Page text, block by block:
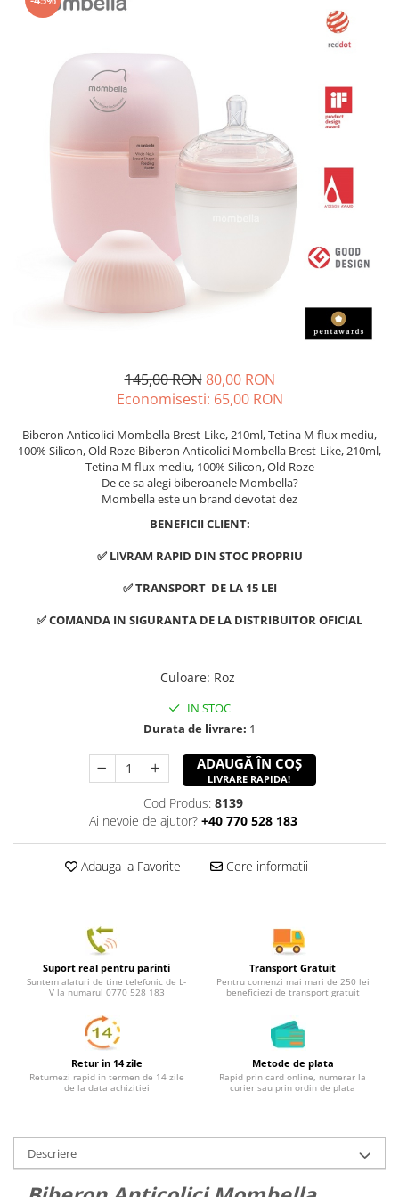
145,00 RON 80,00 RON
Economisesti: 65,00 RON
Biberon Anticolici Mombella Brest-Like, 210ml, Tetina M flux mediu,
100% Silicon, Old Roze Biberon Anticolici Mombella Brest-Like, 210ml,
Tetina M flux mediu, 100% Silicon, Old Roze
De ce sa alegi biberoanele Mombella?
Mombella este un brand devotat dez
BENEFICII CLIENT:
✅ LIVRAM RAPID DIN STOC PROPRIU
✅ TRANSPORT DE LA 15 LEI
✅ COMANDA IN SIGURANTA DE LA DISTRIBUITOR OFICIAL
Culoare: Roz
IN STOC
Durata de livrare: 1
ADAUGĂ ÎN COȘ
LIVRARE RAPIDA!
Cod Produs: 8139
Ai nevoie de ajutor? +40 770 528 183
Adauga la Favorite Cere informatii
Suport real pentru parinti
Suntem alaturi de tine telefonic de L-
V la numarul 0770 528 183
Transport Gratuit
Pentru comenzi mai mari de 250 lei
beneficiezi de transport gratuit
Retur in 14 zile
Returnezi rapid in termen de 14 zile
de la data achizitiei
Metode de plata
Rapid prin card online, numerar la
curier sau prin ordin de plata
Descriere